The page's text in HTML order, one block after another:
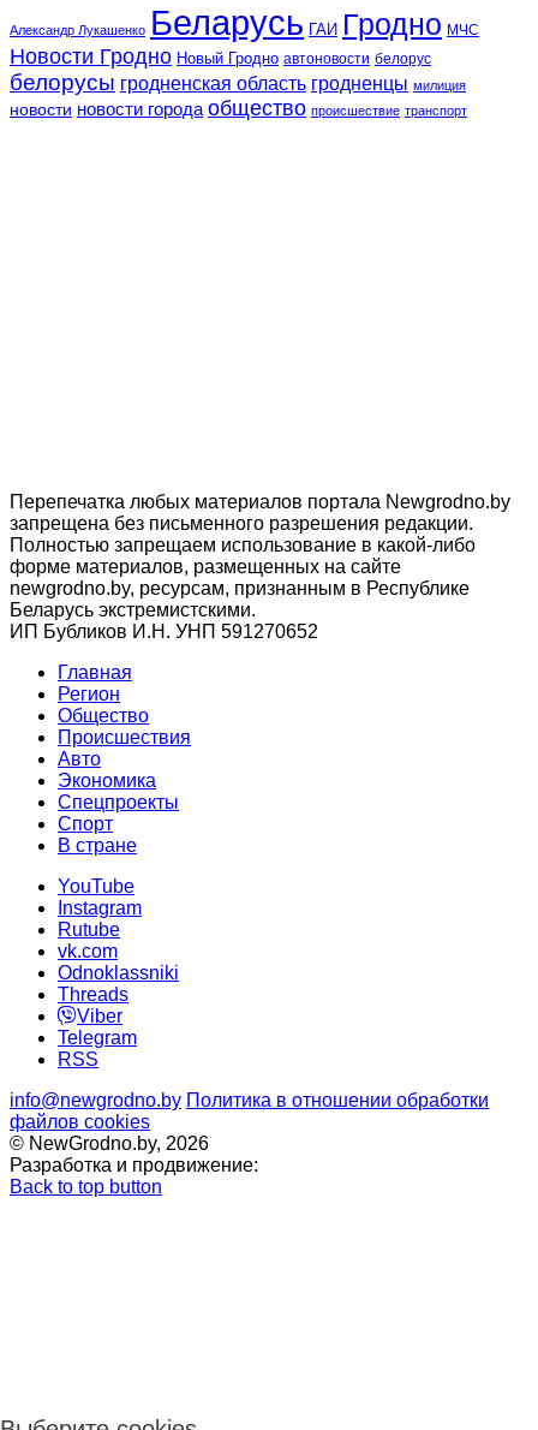
Александр Лукашенко Беларусь ГАИ Гродно МЧС
Новости Гродно Новый Гродно автоновости белорус
белорусы гродненская область гродненцы милиция
новости новости города общество происшествие транспорт
Перепечатка любых материалов портала Newgrodno.by
запрещена без письменного разрешения редакции.
Полностью запрещаем использование в какой-либо
форме материалов, размещенных на сайте
newgrodno.by, ресурсам, признанным в Республике
Беларусь экстремистскими.
ИП Бубликов И.Н. УНП 591270652
Главная
Регион
Общество
Происшествия
Авто
Экономика
Спецпроекты
Cпорт
В стране
YouTube
Instagram
Rutube
vk.com
Odnoklassniki
Threads
Viber
Telegram
RSS
info@newgrodno.by Политика в отношении обработки
файлов cookies
© NewGrodno.by, 2026
Разработка и продвижение:
Back to top button